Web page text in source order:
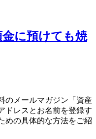
金に預けても焼
のメールマガジン「資産
ドレスとお名前を登録す
めの具体的な方法をご紹